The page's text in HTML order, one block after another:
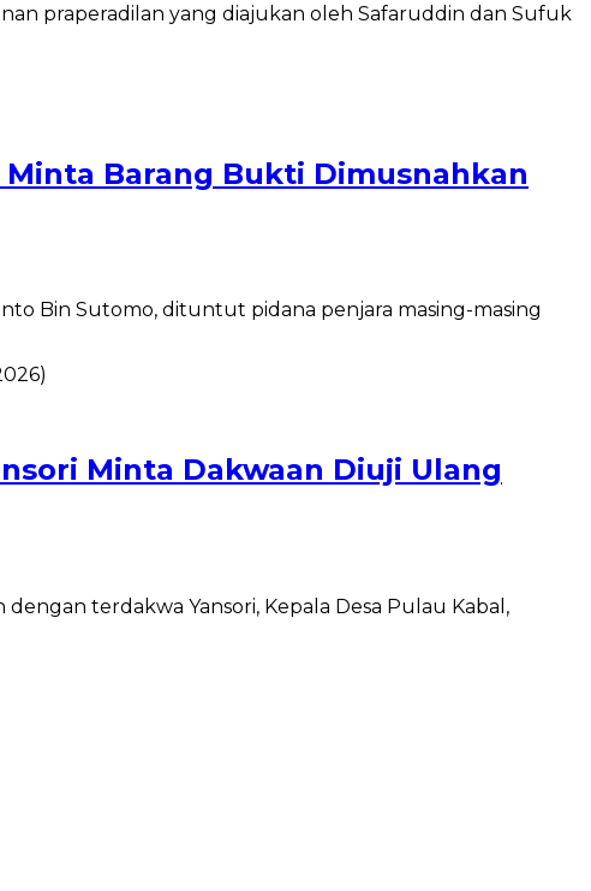
praperadilan yang diajukan oleh Safaruddin dan Sufuk
Barang Bukti Dimusnahkan
Bin Sutomo, dituntut pidana penjara masing-masing
Minta Dakwaan Diuji Ulang
terdakwa Yansori, Kepala Desa Pulau Kabal,